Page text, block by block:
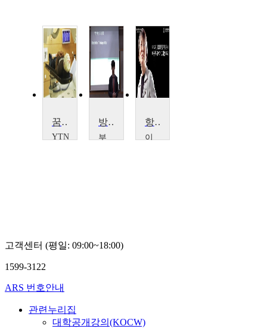
꿈의 암 치료기, 중입자 가속기를 세워라
YTN
방사선치료학
부
민
항암치료의 새로운 가능성을 향해
이
고객센터 (평일: 09:00~18:00)
1599-3122
ARS 번호안내
관련누리집
대학공개강의(KOCW)